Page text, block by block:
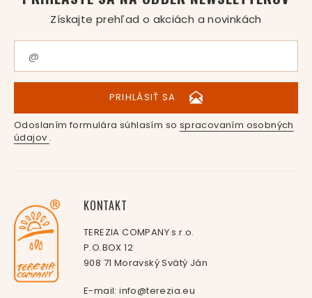
Získajte prehľad o akciách a novinkách
PRIHLÁSIŤ SA
Odoslaním formulára súhlasím so spracovaním osobných
údajov .
KONTAKT
TEREZIA COMPANY s.r.o.
P.O.BOX 12
908 71 Moravský Svätý Ján
E-mail:info@terezia.eu